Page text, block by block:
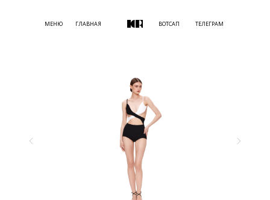
ВОТСАП ТЕЛЕГРАМ
МЕНЮ ГЛАВНАЯ